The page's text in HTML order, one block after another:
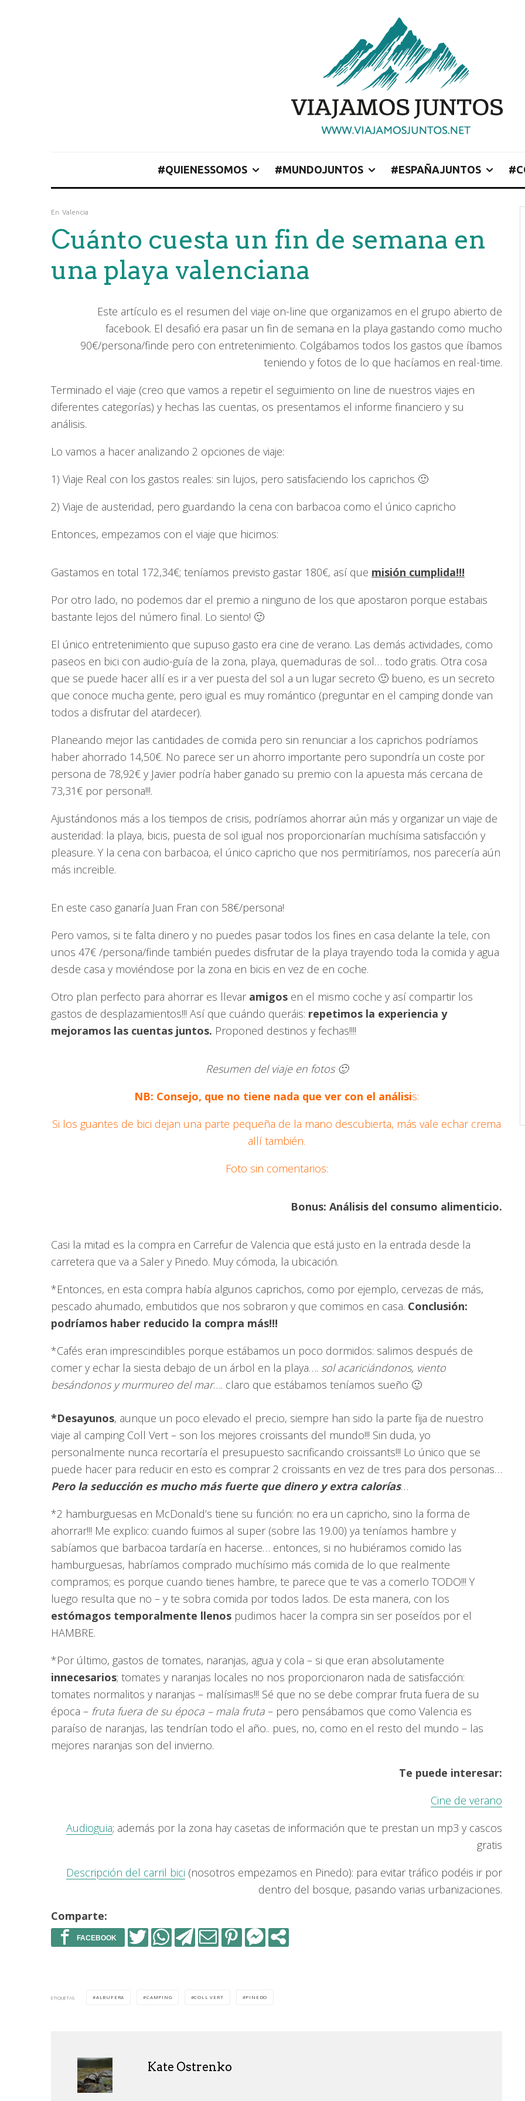
#QUIENESSOMOS #MUNDOJUNTOS #ESPAÑAJUNTOS
En Valencia
Cuánto cuesta un fin de semana en
una playa valenciana
Este artículo es el resumen del viaje on-line que organizamos en el grupo abierto de
facebook. El desafió era pasar un fin de semana en la playa gastando como mucho
90€/persona/finde pero con entretenimiento. Colgábamos todos los gastos que íbamos
teniendo y fotos de lo que hacíamos en real-time.
Terminado el viaje (creo que vamos a repetir el seguimiento on line de nuestros viajes en
diferentes categorías) y hechas las cuentas, os presentamos el informe financiero y su
análisis.
Lo vamos a hacer analizando 2 opciones de viaje:
1) Viaje Real con los gastos reales: sin lujos, pero satisfaciendo los caprichos 🙂
2) Viaje de austeridad, pero guardando la cena con barbacoa como el único capricho
Entonces, empezamos con el viaje que hicimos:
Gastamos en total 172,34€; teníamos previsto gastar 180€, así que misión cumplida!!!
Por otro lado, no podemos dar el premio a ninguno de los que apostaron porque estabais
bastante lejos del número final. Lo siento! 🙂
El único entretenimiento que supuso gasto era cine de verano. Las demás actividades, como
paseos en bici con audio-guía de la zona, playa, quemaduras de sol… todo gratis. Otra cosa
que se puede hacer allí es ir a ver puesta del sol a un lugar secreto 🙂 bueno, es un secreto
que conoce mucha gente, pero igual es muy romántico (preguntar en el camping donde van
todos a disfrutar del atardecer).
Planeando mejor las cantidades de comida pero sin renunciar a los caprichos podríamos
haber ahorrado 14,50€. No parece ser un ahorro importante pero supondría un coste por
persona de 78,92€ y Javier podría haber ganado su premio con la apuesta más cercana de
73,31€ por persona!!!.
Ajustándonos más a los tiempos de crisis, podríamos ahorrar aún más y organizar un viaje de
austeridad: la playa, bicis, puesta de sol igual nos proporcionarían muchísima satisfacción y
pleasure. Y la cena con barbacoa, el único capricho que nos permitiríamos, nos parecería aún
más increible.
En este caso ganaría Juan Fran con 58€/persona!
Pero vamos, si te falta dinero y no puedes pasar todos los fines en casa delante la tele, con
unos 47€ /persona/finde también puedes disfrutar de la playa trayendo toda la comida y agua
desde casa y moviéndose por la zona en bicis en vez de en coche.
Otro plan perfecto para ahorrar es llevar amigos en el mismo coche y así compartir los
gastos de desplazamientos!!! Así que cuándo queráis: repetimos la experiencia y
mejoramos las cuentas juntos. Proponed destinos y fechas!!!!
Resumen del viaje en fotos 🙂
NB: Consejo, que no tiene nada que ver con el análisis:
Si los guantes de bici dejan una parte pequeña de la mano descubierta, más vale echar crema
allí también.
Foto sin comentarios:
Bonus: Análisis del consumo alimenticio.
Casi la mitad es la compra en Carrefur de Valencia que está justo en la entrada desde la
carretera que va a Saler y Pinedo. Muy cómoda, la ubicación.
*Entonces, en esta compra había algunos caprichos, como por ejemplo, cervezas de más,
pescado ahumado, embutidos que nos sobraron y que comimos en casa. Conclusión:
podríamos haber reducido la compra más!!!
*Cafés eran imprescindibles porque estábamos un poco dormidos: salimos después de
comer y echar la siesta debajo de un árbol en la playa…. sol acariciándonos, viento
besándonos y murmureo del mar…. claro que estábamos teníamos sueño 🙂
*Desayunos, aunque un poco elevado el precio, siempre han sido la parte fija de nuestro
viaje al camping Coll Vert – son los mejores croissants del mundo!!! Sin duda, yo
personalmente nunca recortaría el presupuesto sacrificando croissants!!! Lo único que se
puede hacer para reducir en esto es comprar 2 croissants en vez de tres para dos personas…
Pero la seducción es mucho más fuerte que dinero y extra calorías…
*2 hamburguesas en McDonald’s tiene su función: no era un capricho, sino la forma de
ahorrar!!! Me explico: cuando fuimos al super (sobre las 19.00) ya teníamos hambre y
sabíamos que barbacoa tardaría en hacerse… entonces, si no hubiéramos comido las
hamburguesas, habríamos comprado muchísimo más comida de lo que realmente
compramos; es porque cuando tienes hambre, te parece que te vas a comerlo TODO!!! Y
luego resulta que no – y te sobra comida por todos lados. De esta manera, con los
estómagos temporalmente llenos pudimos hacer la compra sin ser poseídos por el
HAMBRE.
*Por último, gastos de tomates, naranjas, agua y cola – si que eran absolutamente
innecesarios; tomates y naranjas locales no nos proporcionaron nada de satisfacción:
tomates normalitos y naranjas – malísimas!!! Sé que no se debe comprar fruta fuera de su
época – fruta fuera de su época – mala fruta – pero pensábamos que como Valencia es
paraíso de naranjas, las tendrían todo el año.. pues, no, como en el resto del mundo – las
mejores naranjas son del invierno.
Te puede interesar:
Cine de verano
Audioguia; además por la zona hay casetas de información que te prestan un mp3 y cascos
gratis
Descripción del carril bici (nosotros empezamos en Pinedo): para evitar tráfico podéis ir por
dentro del bosque, pasando varias urbanizaciones.
Comparte:
ETIQUETAS ALBUFERA CAMPING COLL VERT PINEDO
Kate Ostrenko